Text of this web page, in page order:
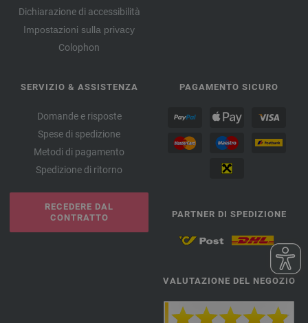
Dichiarazione di accessibilità
Impostazioni sulla privacy
Colophon
SERVIZIO & ASSISTENZA
Domande e risposte
Spese di spedizione
Metodi di pagamento
Spedizione di ritorno
RECEDERE DAL
CONTRATTO
PAGAMENTO SICURO
PARTNER DI SPEDIZIONE
VALUTAZIONE DEL NEGOZIO